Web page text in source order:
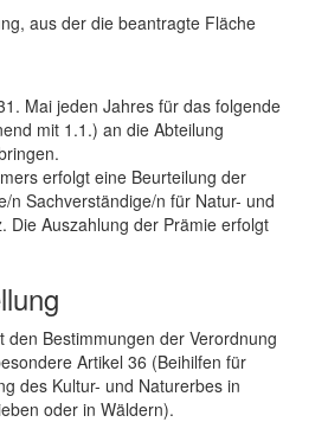
aus der die beantragte Fläche
Mai jeden Jahres für das folgende
mit 1.1.) an die Abteilung
erfolgt eine Beurteilung der
n Sachverständige/n für Natur- und
Die Auszahlung der Prämie erfolgt
den Bestimmungen der Verordnung
Artikel 36 (Beihilfen für
des Kultur- und Naturerbes in
oder in Wäldern).